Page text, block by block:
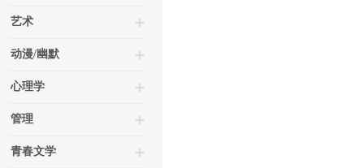
艺术
动漫/幽默
心理学
管理
青春文学